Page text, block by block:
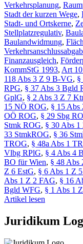
Verkehrsplanung,
Stadt der kurzen Wege,
Stadt- und Ortskerne,
Stellplatzregulativ,
Baulandwidmung,
Finanzausgleich,
KommStG 1993, Art
118 Abs 3 Z 9 B-VG, §
RPG, § 37 Abs 3 Bgld
GplG, § 2 Abs 3 Z 7
15 NÖ ROG, § 15 Abs
OÖ ROG, § 29 Sbg
Stmk ROG, § 30 Abs
33 StmkROG, § 36
TROG, § 48a Abs 1
Vlbg RPlG, § 4 Abs 4
BO für Wien, § 48 Abs
Z 6 EstG, § 6 Abs 1 Z
Abs 1 Z 2 FAG, § 16
Bgld WFG, § 1 Abs 1
Artikel lesen
Juridikum